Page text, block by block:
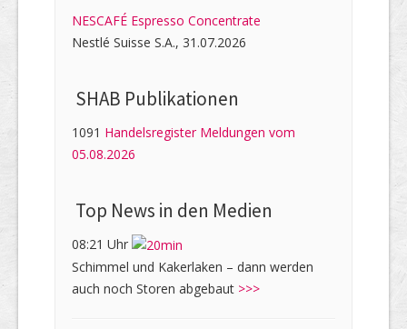
NESCAFÉ Espresso Concentrate
Nestlé Suisse S.A., 31.07.2026
SHAB Publi­kati­onen
1091 Handelsregister Meldungen vom
05.08.2026
Top News in den Medien
08:21 Uhr
Schimmel und Kakerlaken – dann werden
auch noch Storen abgebaut >>>